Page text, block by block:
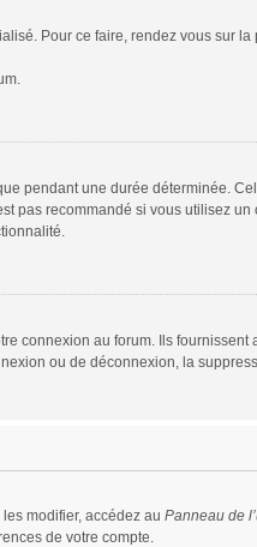
Pour ce faire, rendez vous sur
pendant une durée déterminée.
pas recommandé si vous utilisez
connexion au forum. Ils
ou de déconnexion, la
modifier, accédez au Panneau de
de votre compte.